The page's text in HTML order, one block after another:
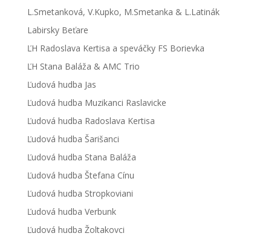
L.Smetanková, V.Kupko, M.Smetanka & L.Latinák
Labirsky Beťare
ĽH Radoslava Kertisa a speváčky FS Borievka
ĽH Stana Baláža & AMC Trio
Ľudová hudba Jas
Ľudová hudba Muzikanci Raslavicke
Ľudová hudba Radoslava Kertisa
Ľudová hudba Šarišanci
Ľudová hudba Stana Baláža
Ľudová hudba Štefana Cínu
Ľudová hudba Stropkoviani
Ľudová hudba Verbunk
Ľudová hudba Žoltakovci